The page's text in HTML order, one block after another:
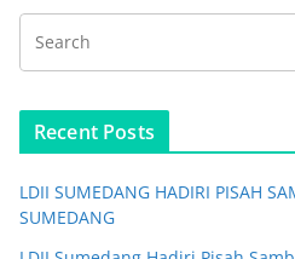
Recent Posts
LDII SUMEDANG HADIRI PISAH
SUMEDANG